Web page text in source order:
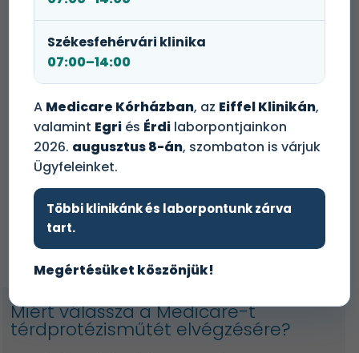
Online foglalás
Időpontot foglalok!
Ügyfélszolgálat
Miért válassza a Medicare-t
térdprotézisműtét elvégzésére?
Székesfehérvári klinika
07:00–14:00
A Medicare Kórházban, az Eiffel Klinikán,
valamint Egri és Érdi laborpontjainkon
2026. augusztus 8-án, szombaton is várjuk
Ügyfeleinket.
Többi klinikánk és laborpontunk zárva
tart.
Megértésüket köszönjük!